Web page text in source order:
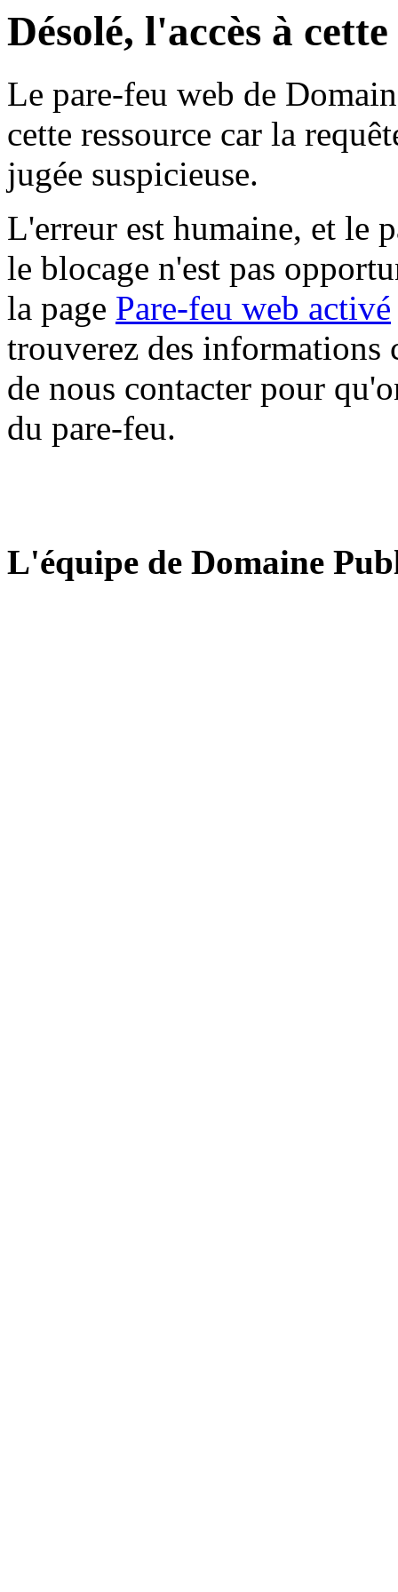
Désolé, l'accès à
Le pare-feu web de
cette ressource car la
jugée suspicieuse.
L'erreur est humaine, et le
le blocage n'est pas
la page Pare-feu web activé
trouverez des informations
de nous contacter pour
du pare-feu.
L'équipe de Domaine